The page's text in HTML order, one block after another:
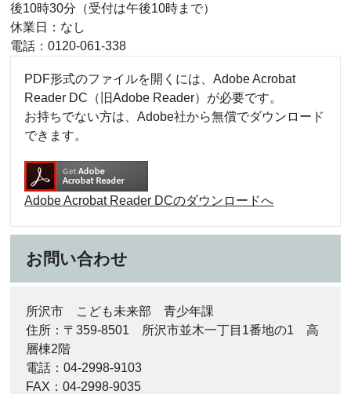
後10時30分（受付は午後10時まで）
休業日：なし
電話：0120-061-338
PDF形式のファイルを開くには、Adobe Acrobat
Reader DC（旧Adobe Reader）が必要です。
お持ちでない方は、Adobe社から無償でダウンロード
できます。
Adobe Acrobat Reader DCのダウンロードへ
お問い合わせ
所沢市 こども未来部 青少年課
住所：〒359-8501 所沢市並木一丁目1番地の1 高
層棟2階
電話：04-2998-9103
FAX：04-2998-9035